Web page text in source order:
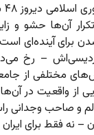
آن‌ها حشو و
شدن برای آینده‌ای
– رخ
مختلفی از
از واقعیت در
و صاحب وجدانی
– نه فقط برای